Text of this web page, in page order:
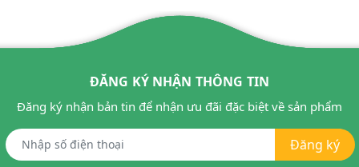
ĐĂNG KÝ NHẬN THÔNG TIN
Đăng ký nhận bản tin để nhận ưu đãi đặc biệt về sản phẩm
Đăng ký